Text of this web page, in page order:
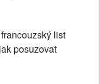
list
posuzovat